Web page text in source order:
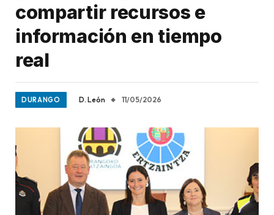
compartir recursos e
información en tiempo
real
DURANGO D. León 11/05/2026